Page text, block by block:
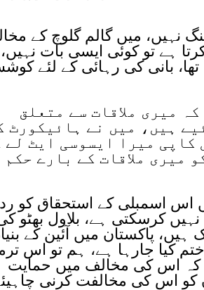
نہیں، میں گالم گلوچ کے
ہے تو کوئی ایسی بات نہیں،
بانی کی رہائی کے لئے
میری ملاقات سے متعلق
ہیں، میں نے ہائیکورٹ
میرا ایسوسی ایٹ لے
میری ملاقات کے بارے حکم
کو رد کرتے ہیں اس اسمبلی کے استحقاق کو رد
ترمیم فارم 47 والی اسمبلی نہیں کرسکتی ہے، بلاول بھٹو
ہیں، پاکستان میں آئین کے
کیا جارہا ہے، ہم تو اس
کہ اس کی مخالف میں حمایت
اس کی مخالفت کرنی